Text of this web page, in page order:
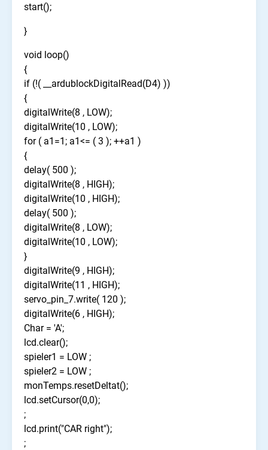
start();
}
void loop()
{
if (!( __ardublockDigitalRead(D4) ))
{
digitalWrite(8 , LOW);
digitalWrite(10 , LOW);
for ( a1=1; a1<= ( 3 ); ++a1 )
{
delay( 500 );
digitalWrite(8 , HIGH);
digitalWrite(10 , HIGH);
delay( 500 );
digitalWrite(8 , LOW);
digitalWrite(10 , LOW);
}
digitalWrite(9 , HIGH);
digitalWrite(11 , HIGH);
servo_pin_7.write( 120 );
digitalWrite(6 , HIGH);
Char = 'A';
lcd.clear();
spieler1 = LOW ;
spieler2 = LOW ;
monTemps.resetDeltat();
lcd.setCursor(0,0);
;
lcd.print("CAR right");
;